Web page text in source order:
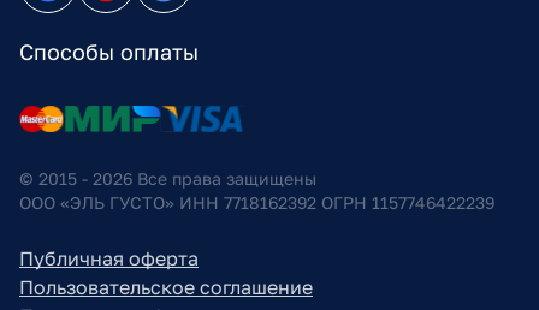
Способы оплаты
© 2015 - 2026 Все права защищены
ООО «ЭЛЬ ГУСТО» ИНН 7718162392 ОГРН 1157746422239
Публичная оферта
Пользовательское соглашение